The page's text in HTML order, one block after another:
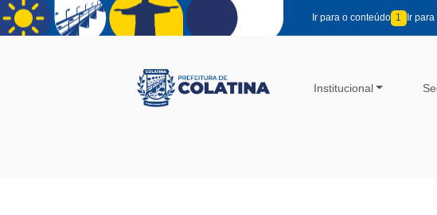
Pular para o conteúdo principal
Ir para o conteúdo 1 Ir
Institucional